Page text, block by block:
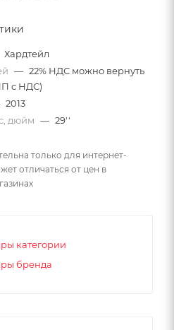
Хардтейл
— 22% НДС можно вернуть
с НДС)
2013
дюйм — 29''
только для интернет-
отличаться от цен в
категории
бренда